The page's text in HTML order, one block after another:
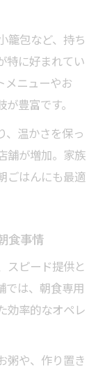
籠包など、持ち
特に好まれてい
メニューやお
豊富です。
、温かさを保っ
舗が増加。家族
ごはんにも最適
食事情
スピード提供と
では、朝食専用
効率的なオペレ
粥や、作り置き